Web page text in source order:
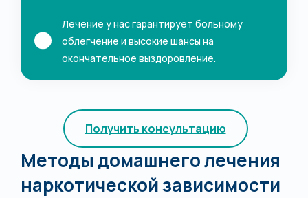
Лечение у нас гарантирует больному
облегчение и высокие шансы на
окончательное выздоровление.
Получить консультацию
Методы домашнего лечения
наркотической зависимости